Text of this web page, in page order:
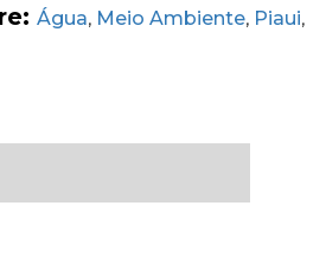
Água, Meio Ambiente, Piaui,